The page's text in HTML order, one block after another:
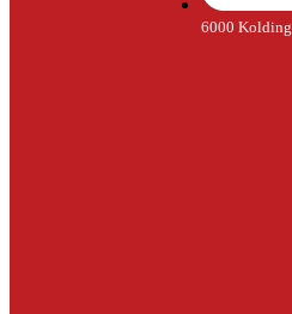
6000 Kolding